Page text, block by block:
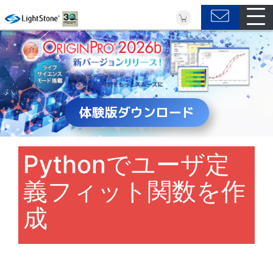
体験版ダウンロード
Pythonでユーザ定
義フィット関数を作
成